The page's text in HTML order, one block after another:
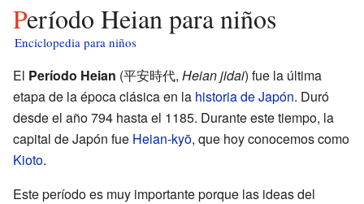
Período Heian para niños
Enciclopedia para niños
El Período Heian (平安時代, Heian jidai) fue la última
etapa de la época clásica en la historia de Japón. Duró
desde el año 794 hasta el 1185. Durante este tiempo, la
capital de Japón fue Heian-kyō, que hoy conocemos como
Kioto.
Este período es muy importante porque las ideas del